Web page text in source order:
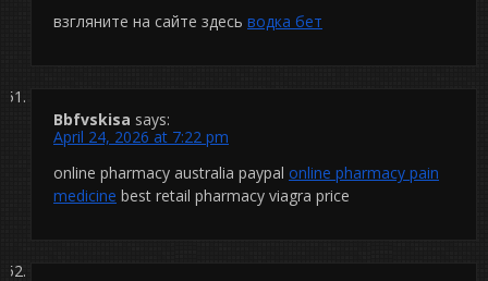
взгляните на сайте здесь водка бет
Bbfvskisa says:
April 24, 2026 at 7:22 pm
online pharmacy australia paypal online pharmacy pain
medicine best retail pharmacy viagra price